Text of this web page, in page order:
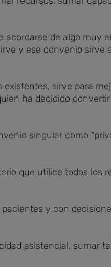
acordarse de algo muy
y ese convenio sirve
sirve para
ha decidido
singular como
que utilice todos los
y con
asistencial, sumar